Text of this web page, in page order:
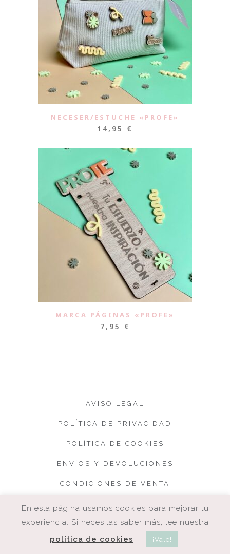
NECESER/ESTUCHE «PROFE»
14,95 €
MARCA PÁGINAS «PROFE»
7,95 €
AVISO LEGAL
POLÍTICA DE PRIVACIDAD
POLÍTICA DE COOKIES
ENVÍOS Y DEVOLUCIONES
CONDICIONES DE VENTA
COPYRIGHT. CUQUETA.
En esta página usamos cookies para mejorar tu
experiencia. Si necesitas saber más, lee nuestra
política de cookies
¡Vale!